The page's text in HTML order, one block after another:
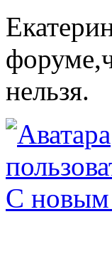
нельзя.
С новым